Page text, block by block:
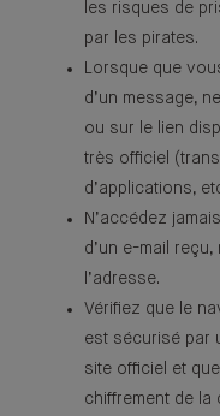
les risques de
par les pirates.
Lorsque que
d’un message,
ou sur le lien
très officiel
d’applications,
N’accédez
d’un e-mail
l’adresse.
Vérifiez que le
est sécurisé par
site officiel et
chiffrement de la